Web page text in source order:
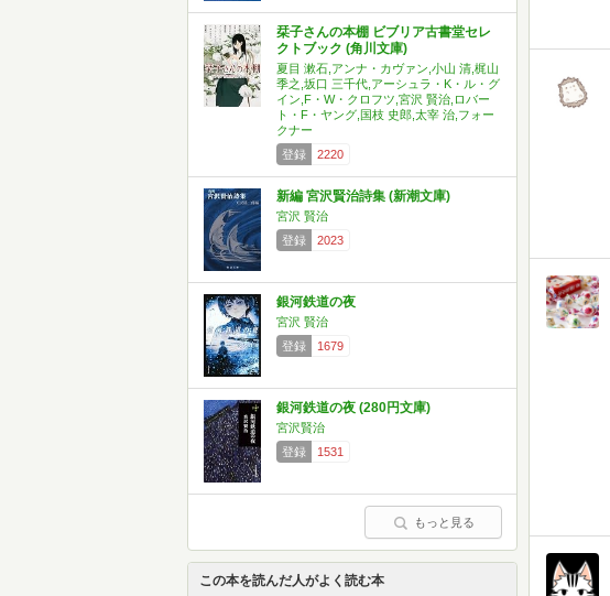
栞子さんの本棚 ビブリア古書堂セレ
クトブック (角川文庫)
夏目 漱石,アンナ・カヴァン,小山 清,梶山
季之,坂口 三千代,アーシュラ・K・ル・グ
イン,F・W・クロフツ,宮沢 賢治,ロバー
ト・F・ヤング,国枝 史郎,太宰 治,フォー
クナー
登録
2220
新編 宮沢賢治詩集 (新潮文庫)
宮沢 賢治
登録
2023
銀河鉄道の夜
宮沢 賢治
登録
1679
銀河鉄道の夜 (280円文庫)
宮沢賢治
登録
1531
もっと見る
この本を読んだ人がよく読む本